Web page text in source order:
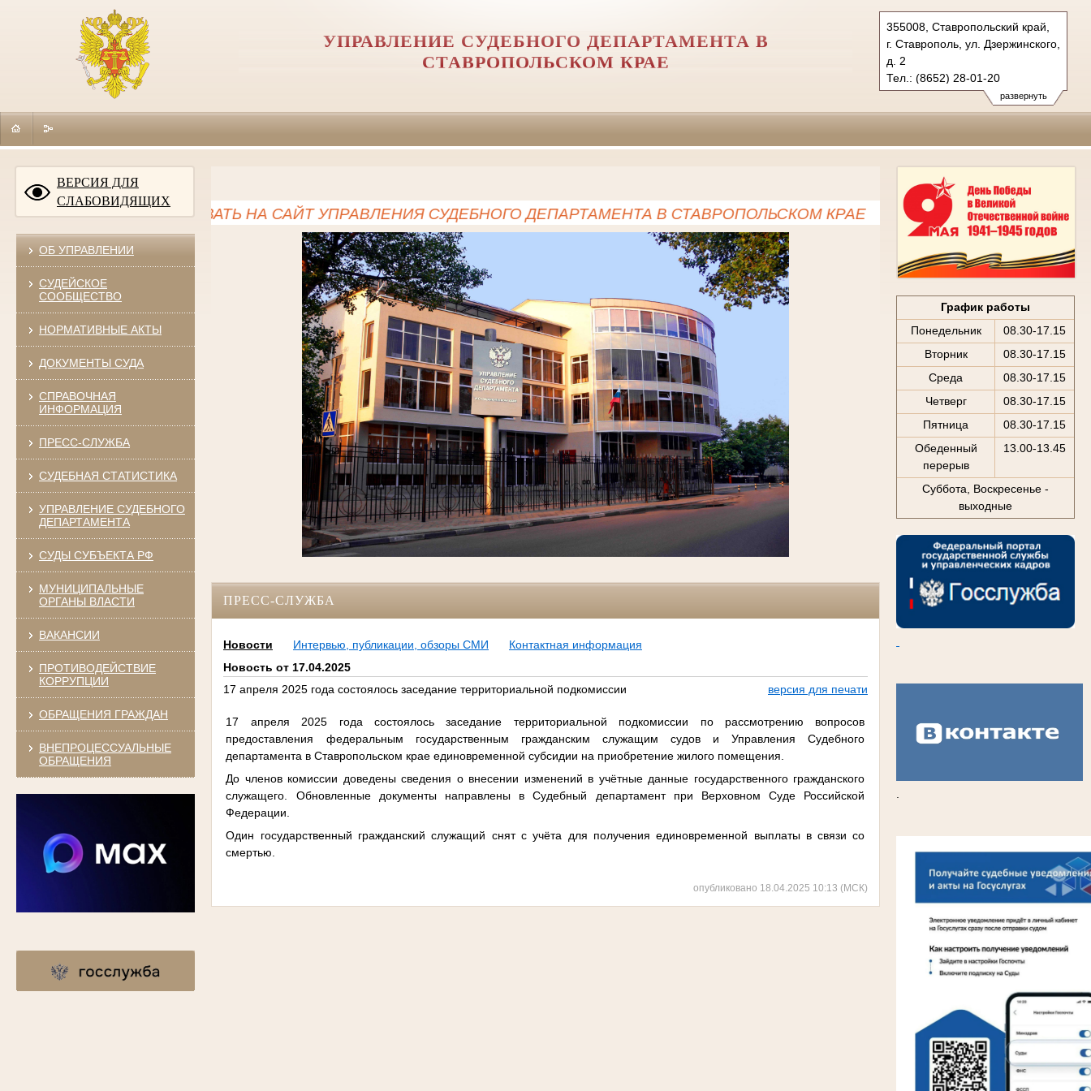
развернуть
355008, Ставропольский край,
г. Ставрополь, ул. Дзержинского,
д. 2
Тел.: (8652) 28-01-20
usd.stv@sudrf.ru
УПРАВЛЕНИЕ СУДЕБНОГО ДЕПАРТАМЕНТА В
СТАВРОПОЛЬСКОМ КРАЕ
ВЕРСИЯ ДЛЯ
СЛАБОВИДЯЩИХ
ОБ УПРАВЛЕНИИ
СУДЕЙСКОЕ
СООБЩЕСТВО
НОРМАТИВНЫЕ АКТЫ
ДОКУМЕНТЫ СУДА
СПРАВОЧНАЯ
ИНФОРМАЦИЯ
ПРЕСС-СЛУЖБА
СУДЕБНАЯ СТАТИСТИКА
УПРАВЛЕНИЕ СУДЕБНОГО
ДЕПАРТАМЕНТА
СУДЫ СУБЪЕКТА РФ
МУНИЦИПАЛЬНЫЕ
ОРГАНЫ ВЛАСТИ
ВАКАНСИИ
ПРОТИВОДЕЙСТВИЕ
КОРРУПЦИИ
ОБРАЩЕНИЯ ГРАЖДАН
ВНЕПРОЦЕССУАЛЬНЫЕ
ОБРАЩЕНИЯ
График работы
Понедельник
08.30-17.15
Вторник
08.30-17.15
Среда
08.30-17.15
Четверг
08.30-17.15
Пятница
08.30-17.15
Обеденный
перерыв
13.00-13.45
Суббота, Воскресенье -
выходные
ДОБРО ПОЖАЛОВАТЬ НА САЙТ УПРАВЛЕНИЯ СУДЕБНОГО ДЕПАРТАМЕНТА В СТАВРОПОЛЬСКОМ КРАЕ
ПРЕСС-СЛУЖБА
Новости Интервью, публикации, обзоры СМИ
Контактная информация
Новость от 17.04.2025
17 апреля 2025 года состоялось заседание территориальной подкомиссии
версия для печати
17 апреля 2025 года состоялось заседание территориальной подкомиссии по рассмотрению вопросов
предоставления федеральным государственным гражданским служащим судов и Управления Судебного
департамента в Ставропольском крае единовременной субсидии на приобретение жилого помещения.
До членов комиссии доведены сведения о внесении изменений в учётные данные государственного гражданского
служащего. Обновленные документы направлены в Судебный департамент при Верховном Суде Российской
Федерации.
Один государственный гражданский служащий снят с учёта для получения единовременной выплаты в связи со
смертью.
опубликовано 18.04.2025 10:13 (МСК)